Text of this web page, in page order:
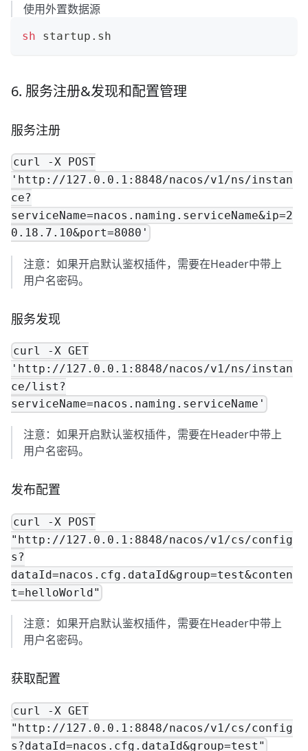
使用外置数据源
sh startup.sh
6. 服务注册&发现和配置管理
服务注册
curl -X POST
'http://127.0.0.1:8848/nacos/v1/ns/instan
ce?
serviceName=nacos.naming.serviceName&ip=2
0.18.7.10&port=8080'
注意：如果开启默认鉴权插件，需要在Header中带上
用户名密码。
服务发现
curl -X GET
'http://127.0.0.1:8848/nacos/v1/ns/instan
ce/list?
serviceName=nacos.naming.serviceName'
注意：如果开启默认鉴权插件，需要在Header中带上
用户名密码。
发布配置
curl -X POST
"http://127.0.0.1:8848/nacos/v1/cs/config
s?
dataId=nacos.cfg.dataId&group=test&conten
t=helloWorld"
注意：如果开启默认鉴权插件，需要在Header中带上
用户名密码。
获取配置
curl -X GET
"http://127.0.0.1:8848/nacos/v1/cs/config
s?dataId=nacos.cfg.dataId&group=test"